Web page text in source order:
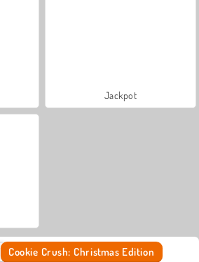
Jackpot
Cookie Crush: Christmas Edition